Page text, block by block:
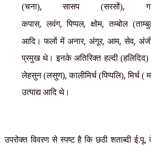
(चना),सासप (सरसों),
कपास,लवंग,पिप्पल,क्षोम,तम्बोल
आदि। फलों में अनार, अंगूर,आम,सेव,
प्रमुख थे। इनके अतिरिक्त हल्दी
लेहसुन (लसुण),कालीमिर्च (पिप्पलि),मिर्च (
उत्पाद्य आदि थे।
उपरोक्त विवरण से स्पष्ट है कि छठी शताब्दी